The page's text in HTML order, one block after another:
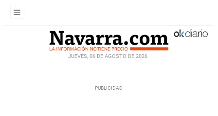
JUEVES, 06 DE AGOSTO DE 2026